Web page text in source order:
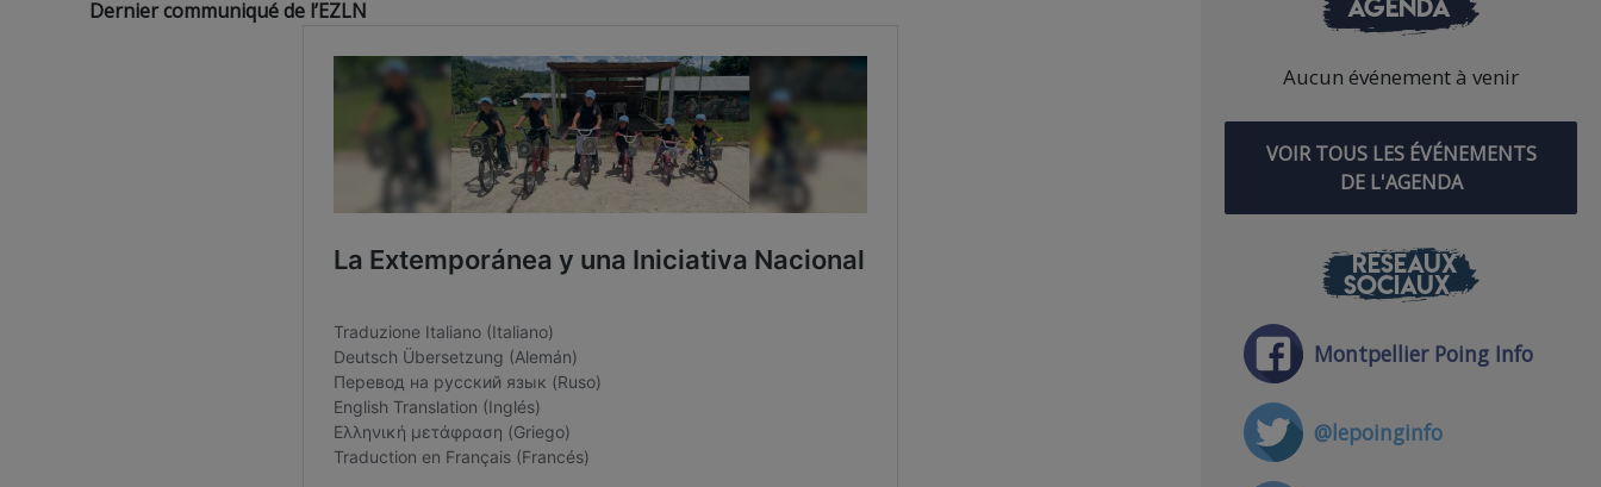
Dernier communiqué de l’EZLN
Aucun événement à venir
VOIR TOUS LES ÉVÉNEMENTS
DE L'AGENDA
RÉSEAUX
SOCIAUX
Montpellier Poing Info
@lepoinginfo